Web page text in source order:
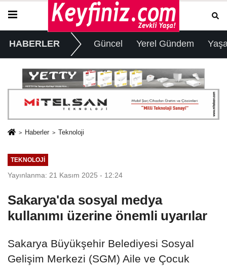
HABERLER Güncel Yerel Gündem
Haberler Teknoloji
TEKNOLOJI
Yayınlanma: 21 Kasım 2025 - 12:24
Sakarya'da sosyal medya
kullanımı üzerine önemli uyarılar
Sakarya Büyükşehir Belediyesi Sosyal
Gelişim Merkezi (SGM) Aile ve Çocuk